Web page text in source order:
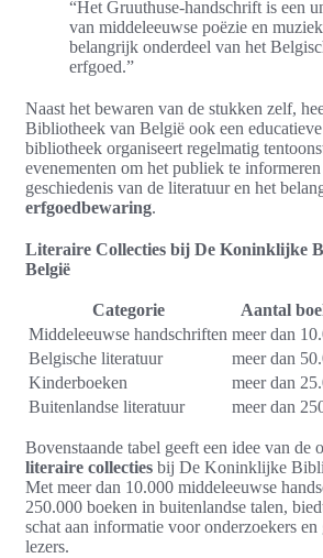
“Het Gruuthuse-handschrift is een
van middeleeuwse poëzie en
belangrijk onderdeel van het
erfgoed.”
Naast het bewaren van de stukken zelf,
Bibliotheek van België ook een
bibliotheek organiseert regelmatig
evenementen om het publiek te
geschiedenis van de literatuur en het
erfgoedbewaring.
Literaire Collecties bij De Koninklijke
België
Categorie
Aantal
Middeleeuwse handschriften meer dan
Belgische literatuur
meer dan
Kinderboeken
meer dan
Buitenlandse literatuur
meer dan
Bovenstaande tabel geeft een idee van de
literaire collecties bij De Koninklijke
Met meer dan 10.000 middeleeuwse
250.000 boeken in buitenlandse talen,
schat aan informatie voor onderzoekers en
lezers.